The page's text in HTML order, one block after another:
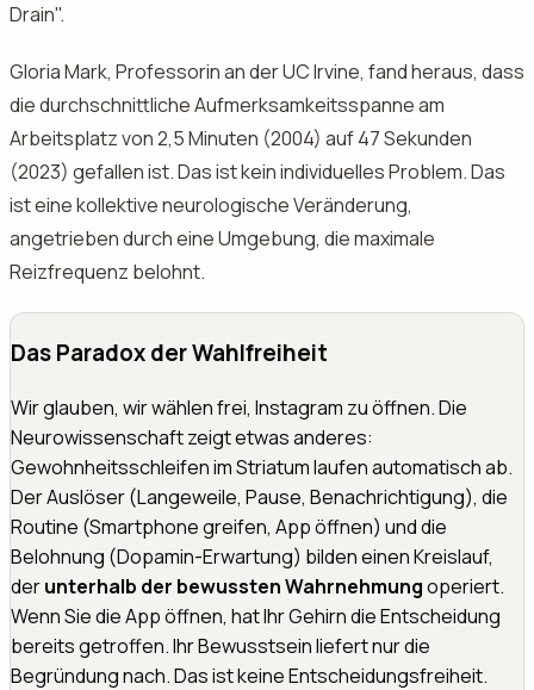
Drain".
Gloria Mark, Professorin an der UC Irvine, fand heraus, dass
die durchschnittliche Aufmerksamkeitsspanne am
Arbeitsplatz von 2,5 Minuten (2004) auf 47 Sekunden
(2023) gefallen ist. Das ist kein individuelles Problem. Das
ist eine kollektive neurologische Veränderung,
angetrieben durch eine Umgebung, die maximale
Reizfrequenz belohnt.
Das Paradox der Wahlfreiheit
Wir glauben, wir wählen frei, Instagram zu öffnen. Die
Neurowissenschaft zeigt etwas anderes:
Gewohnheitsschleifen im Striatum laufen automatisch ab.
Der Auslöser (Langeweile, Pause, Benachrichtigung), die
Routine (Smartphone greifen, App öffnen) und die
Belohnung (Dopamin-Erwartung) bilden einen Kreislauf,
derunterhalb der bewussten Wahrnehmungoperiert.
Wenn Sie die App öffnen, hat Ihr Gehirn die Entscheidung
bereits getroffen. Ihr Bewusstsein liefert nur die
Begründung nach. Das ist keine Entscheidungsfreiheit.